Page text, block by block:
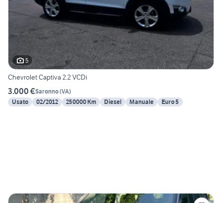
5
Chevrolet Captiva 2.2 VCDi
3.000 €Saronno(VA)
Usato
02/2012 250000 Km Diesel Manuale Euro 5